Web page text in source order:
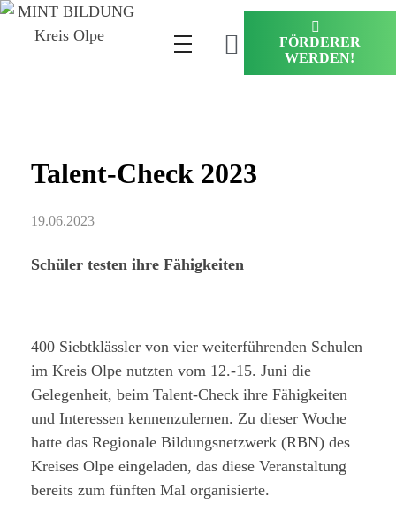
FÖRDERER
WERDEN!
Talent-Check 2023
19.06.2023
Schüler testen ihre Fähigkeiten
400 Siebtklässler von vier weiterführenden Schulen
im Kreis Olpe nutzten vom 12.-15. Juni die
Gelegenheit, beim Talent-Check ihre Fähigkeiten
und Interessen kennenzulernen. Zu dieser Woche
hatte das Regionale Bildungsnetzwerk (RBN) des
Kreises Olpe eingeladen, das diese Veranstaltung
bereits zum fünften Mal organisierte.